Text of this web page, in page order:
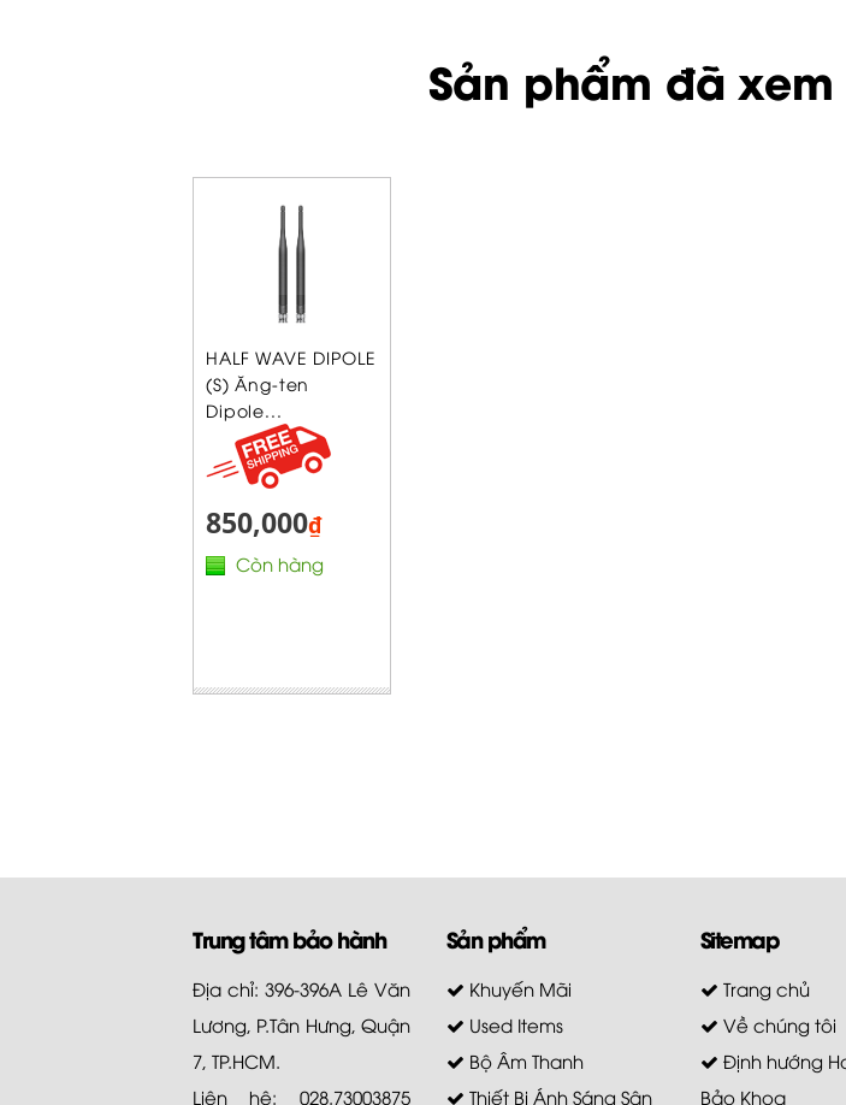
Sản phẩm đã xem
HALF WAVE DIPOLE
(S) Ăng-ten
Dipole...
850,000₫
Còn hàng
Trung tâm bảo hành
Địa chỉ: 396-396A Lê Văn
Lương, P.Tân Hưng, Quận
7, TP.HCM.
Liên hệ: 028.73003875
Sản phẩm
Khuyến Mãi
Used Items
Bộ Âm Thanh
Thiết Bị Ánh Sáng Sân
Sitemap
Trang chủ
Về chúng tôi
Định hướng
Bảo Khoa